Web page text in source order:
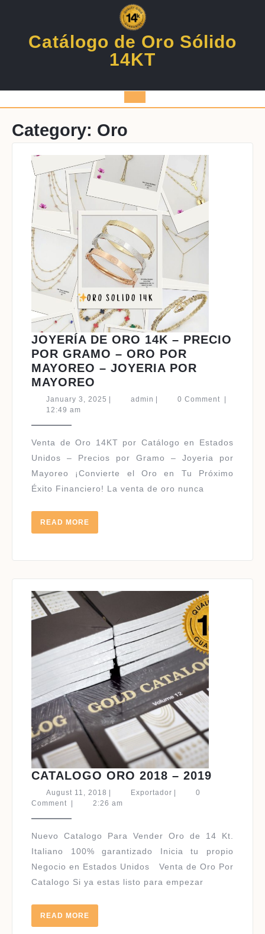
Catálogo de Oro Sólido
14KT
Open
Category: Oro
JOYERÍA DE ORO 14K – PRECIO
POR GRAMO – ORO POR
MAYOREO – JOYERIA POR
MAYOREO
DE
–
PRECIO
POR
–
ORO
MAYOREO
MAYOREO
January 3, 2025 Januaryadmin admin 0 Comment
12:49 am
Venta de Oro 14KT por Catálogo en Estados
Unidos – Precios por Gramo – Joyeria por
Mayoreo ¡Convierte el Oro en Tu Próximo
Éxito Financiero! La venta de oro nunca
READ MORE
MORE
CATALOGO ORO 2018 – 2019
2019
August 11, 2018 August
11,
ExportadorExportador
0
Comment
2:26 am
Nuevo Catalogo Para Vender Oro de 14 Kt.
Italiano 100% garantizado Inicia tu propio
Negocio en Estados Unidos Venta de Oro Por
Catalogo Si ya estas listo para empezar
READ MORE
MORE